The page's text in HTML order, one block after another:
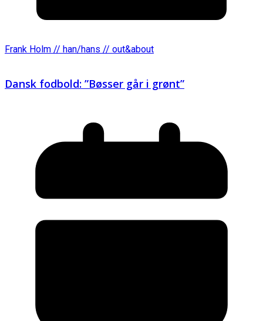
Frank Holm // han/hans // out&about
Dansk fodbold: ”Bøsser går i grønt”